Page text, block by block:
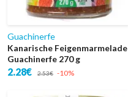
Guachinerfe
Kanarische Feigenmarmelade
Guachinerfe 270 g
2.28€ 2.53€ -10%